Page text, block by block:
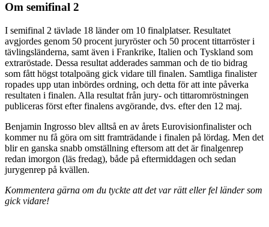
Om semifinal 2
I semifinal 2 tävlade 18 länder om 10 finalplatser. Resultatet
avgjordes genom 50 procent juryröster och 50 procent tittarröster i
tävlingsländerna, samt även i Frankrike, Italien och Tyskland som
extraröstade. Dessa resultat adderades samman och de tio bidrag
som fått högst totalpoäng gick vidare till finalen. Samtliga finalister
ropades upp utan inbördes ordning, och detta för att inte påverka
resultaten i finalen. Alla resultat från jury- och tittaromröstningen
publiceras först efter finalens avgörande, dvs. efter den 12 maj.
Benjamin Ingrosso blev alltså en av årets Eurovisionfinalister och
kommer nu få göra om sitt framträdande i finalen på lördag. Men det
blir en ganska snabb omställning eftersom att det är finalgenrep
redan imorgon (läs fredag), både på eftermiddagen och sedan
jurygenrep på kvällen.
Kommentera gärna om du tyckte att det var rätt eller fel länder som
gick vidare!